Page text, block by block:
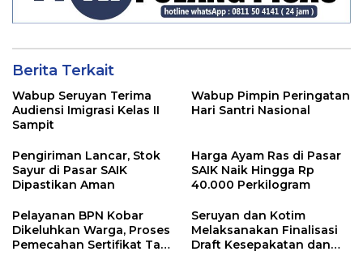
Berita Terkait
Wabup Seruyan Terima
Audiensi Imigrasi Kelas II
Sampit
Wabup Pimpin Peringatan
Hari Santri Nasional
Pengiriman Lancar, Stok
Sayur di Pasar SAIK
Dipastikan Aman
Harga Ayam Ras di Pasar
SAIK Naik Hingga Rp
40.000 Perkilogram
Pelayanan BPN Kobar
Dikeluhkan Warga, Proses
Pemecahan Sertifikat Tak
Seruyan dan Kotim
Melaksanakan Finalisasi
Draft Kesepakatan dan